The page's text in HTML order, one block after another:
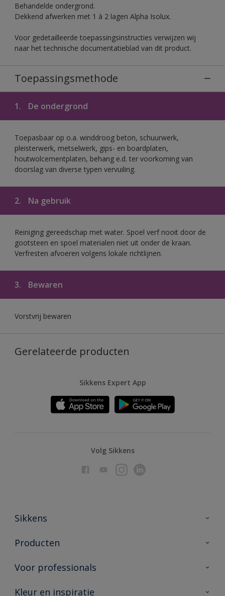
Behandelde ondergrond.
Dekkend afwerken met 1 à 2 lagen Alpha Isolux.
Voor gedetailleerde toepassingsinstructies verwijzen wij
naar het technische documentatieblad van dit product.
Toepassingsmethode
1. De ondergrond
Toepasbaar op o.a. winddroog beton, schuurwerk,
pleisterwerk, metselwerk, gips- en boardplaten,
houtwolcementplaten, behang e.d. ter voorkoming van
doorslag van diverse typen vervuiling.
2. Na gebruik
Reiniging gereedschap met water. Spoel verf nooit door de
gootsteen en spoel materialen niet uit onder de kraan.
Verfresten afvoeren volgens lokale richtlijnen.
3. Bewaren
Vorstvrij bewaren
Gerelateerde producten
Sikkens Expert App
Volg Sikkens
Sikkens
Over Sikkens
Duurzaamheid
Producten
Producten voor binnen
Vind je verkooppunt
Voor professionals
Advies & service
Kleur en inspiratie